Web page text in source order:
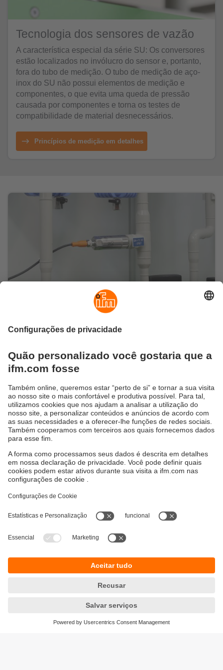
Tecnologia dos sensores de vazão
A característica especial da série SU: Os conversores
estão localizados no invólucro do sensor e, portanto,
fora do tubo de medição. O tubo de medição de aço-
inox do SU não possui elementos de medição e
componentes, o que evita uma queda de pressão
causada por componentes e torna os testes de
compatibilidade de material desnecessários.
Princípios de medição em detalhes
Monitorar processos de filtragem de
forma confiável
condutividade LDL101 pode ser usada para
estabelecer um monitoramento confiável da qualidade
Mais sobre o sensor de condutividade
Sustentabilidade
Política de garantia
Localidades (EN)
Cookies
Perini Business Park - R. Dona Francisca,
8300 - Bloco T - Módulo 5​ - Distrito Industrial,
R. Padre Estevão Pernet, 718